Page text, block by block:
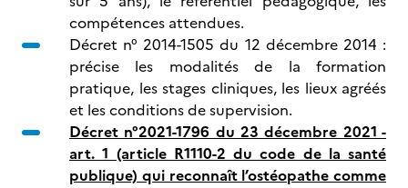
compétences attendues.
Décret n° 2014-1505 du 12 décembre 2014 :
précise les modalités de la formation
pratique, les stages cliniques, les lieux agréés
et les conditions de supervision.
Décret n°2021-1796 du 23 décembre 2021 -
art. 1 (article R1110-2 du code de la santé
publique) qui reconnaît l’ostéopathe comme